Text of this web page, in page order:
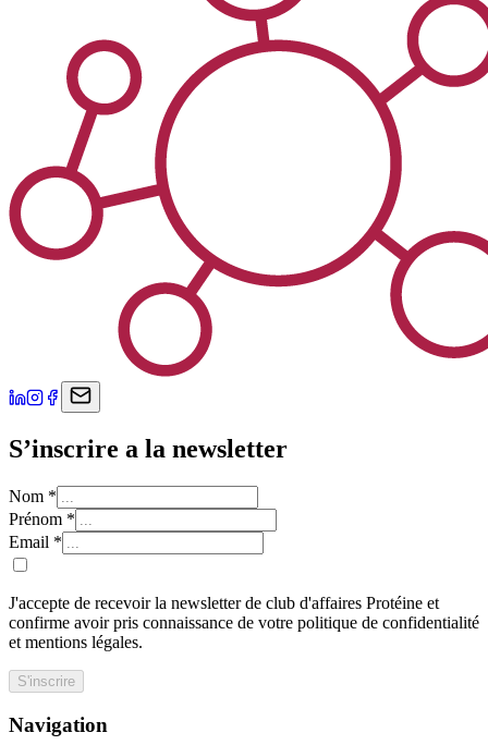
S’inscrire a la newsletter
Nom *
Prénom *
Email *
J'accepte de recevoir la newsletter de club d'affaires Protéine et
confirme avoir pris connaissance de votre politique de confidentialité
et mentions légales.
S'inscrire
Navigation